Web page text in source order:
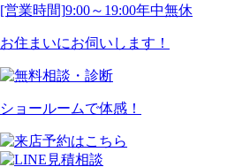
[営業時間]9:00～19:00年中無休
お住まいにお伺いします！
ショールームで体感！